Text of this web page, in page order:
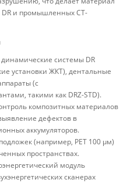
и промышленных CT-
системы DR
установки ЖКТ), дентальные
(с
такими как DRZ-STD).
композитных материалов
дефектов в
аккумуляторов.
(например, PET 100 μм)
пространствах.
модуль
сканерах